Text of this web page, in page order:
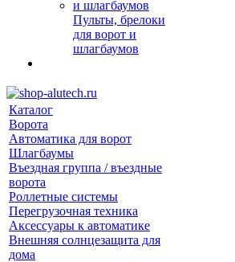
Пульты, брелоки
для ворот и
шлагбаумов
Каталог
Ворота
Автоматика для ворот
Шлагбаумы
Въездная группа / въездные
ворота
Роллетные системы
Перегрузочная техника
Аксессуары к автоматике
Внешняя солнцезащита для
дома